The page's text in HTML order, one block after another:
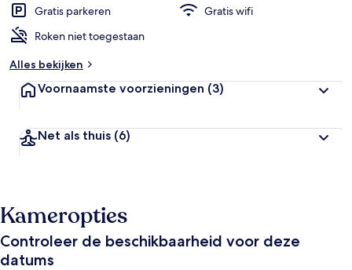
Gratis parkeren
Gratis wifi
Roken niet toegestaan
Alles bekijken
Voornaamste voorzieningen (3)
Net als thuis (6)
Kameropties
Controleer de beschikbaarheid voor deze
datums